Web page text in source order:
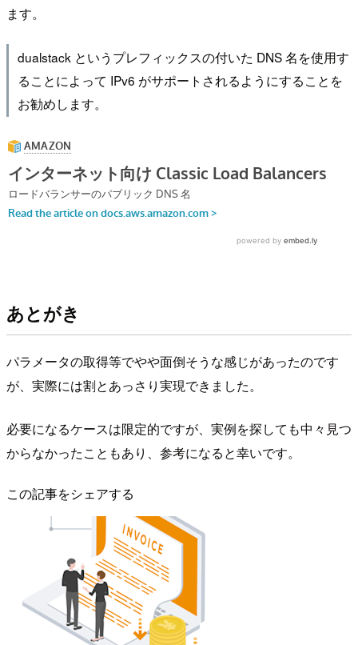
ます。
dualstack というプレフィックスの付いた DNS 名を使用す
ることによって IPv6 がサポートされるようにすることを
お勧めします。
あとがき
パラメータの取得等でやや面倒そうな感じがあったのです
が、実際には割とあっさり実現できました。
必要になるケースは限定的ですが、実例を探しても中々見つ
からなかったこともあり、参考になると幸いです。
この記事をシェアする